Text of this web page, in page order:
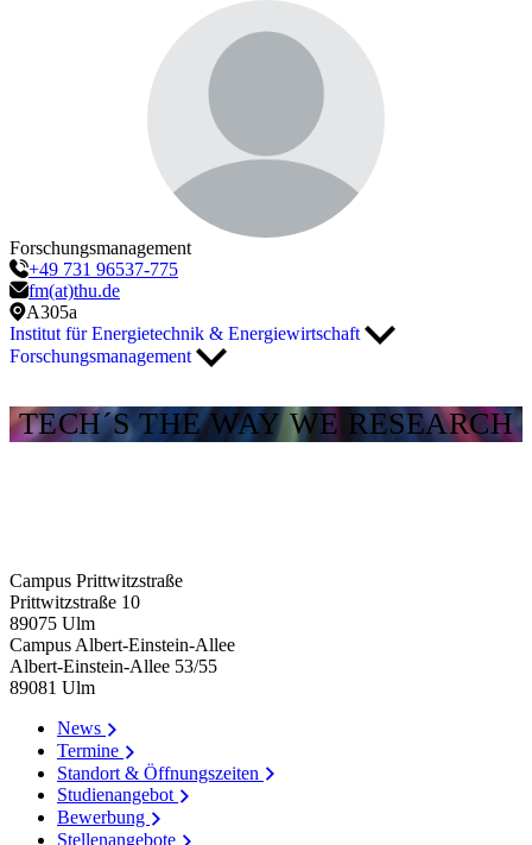
Forschungsmanagement
+49 731 96537-775
fm(at)thu.de
A305a
Institut für Energietechnik & Energiewirtschaft
Forschungsmanagement
TECH´S THE WAY WE RESEARCH
Campus Prittwitzstraße
Prittwitzstraße 10
89075 Ulm
Campus Albert-Einstein-Allee
Albert-Einstein-Allee 53/​55
89081 Ulm
News
Termine
Standort & Öffnungszeiten
Studienangebot
Bewerbung
Stellenangebote